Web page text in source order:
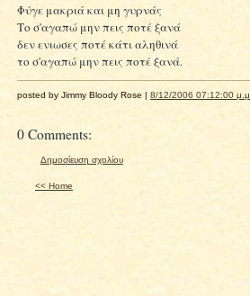
Φύγε μακριά και μη γυρνάς
Το σ'αγαπώ μην πεις ποτέ ξανά
δεν ενιωσες ποτέ κάτι αληθινά
το σ'αγαπώ μην πεις ποτέ ξανά.
posted by Jimmy Bloody Rose | 8/12/2006 07:12:00 μ.μ.
0 Comments:
Δημοσίευση σχολίου
<< Home